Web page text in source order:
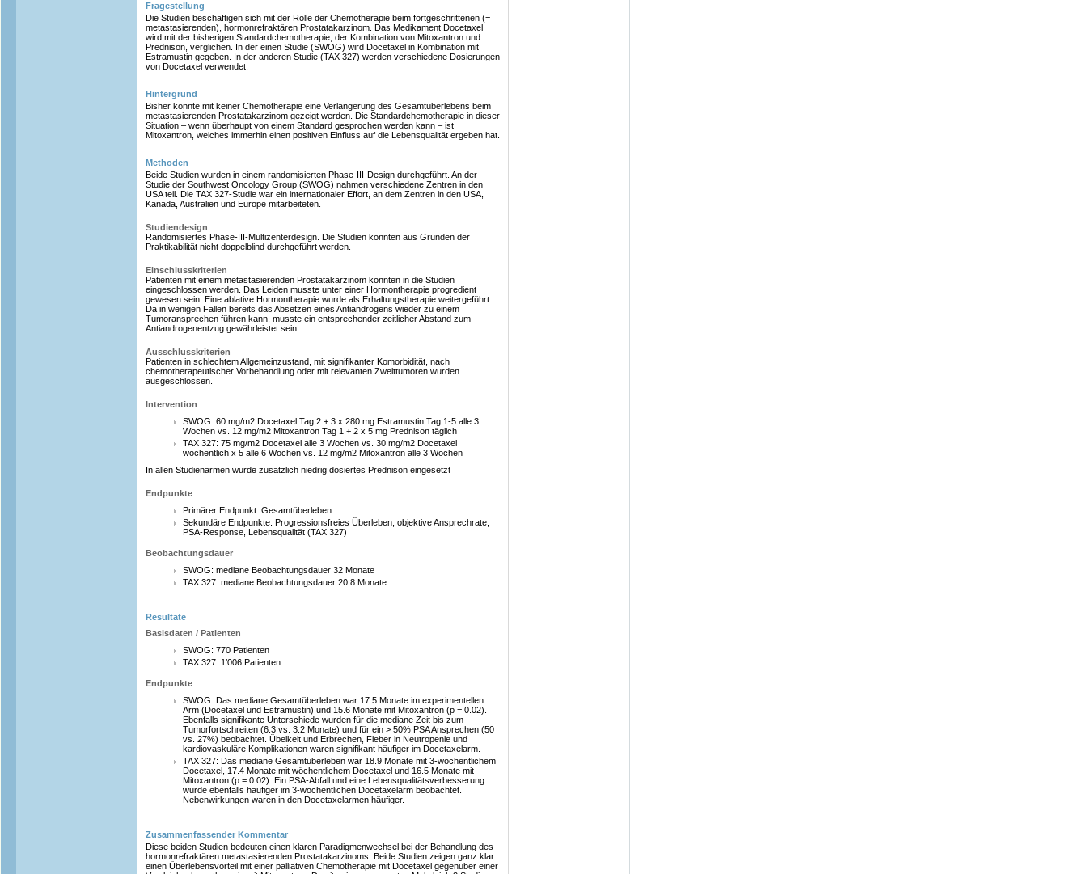
Fragestellung
Die Studien beschäftigen sich mit der Rolle der Chemotherapie beim fortgeschrittenen (=
metastasierenden), hormonrefraktären Prostatakarzinom. Das Medikament Docetaxel
wird mit der bisherigen Standardchemotherapie, der Kombination von Mitoxantron und
Prednison, verglichen. In der einen Studie (SWOG) wird Docetaxel in Kombination mit
Estramustin gegeben. In der anderen Studie (TAX 327) werden verschiedene Dosierungen
von Docetaxel verwendet.
Hintergrund
Bisher konnte mit keiner Chemotherapie eine Verlängerung des Gesamtüberlebens beim
metastasierenden Prostatakarzinom gezeigt werden. Die Standardchemotherapie in dieser
Situation – wenn überhaupt von einem Standard gesprochen werden kann – ist
Mitoxantron, welches immerhin einen positiven Einfluss auf die Lebensqualität ergeben hat.
Methoden
Beide Studien wurden in einem randomisierten Phase-III-Design durchgeführt. An der
Studie der Southwest Oncology Group (SWOG) nahmen verschiedene Zentren in den
USA teil. Die TAX 327-Studie war ein internationaler Effort, an dem Zentren in den USA,
Kanada, Australien und Europe mitarbeiteten.
Studiendesign
Randomisiertes Phase-III-Multizenterdesign. Die Studien konnten aus Gründen der
Praktikabilität nicht doppelblind durchgeführt werden.
Einschlusskriterien
Patienten mit einem metastasierenden Prostatakarzinom konnten in die Studien
eingeschlossen werden. Das Leiden musste unter einer Hormontherapie progredient
gewesen sein. Eine ablative Hormontherapie wurde als Erhaltungstherapie weitergeführt.
Da in wenigen Fällen bereits das Absetzen eines Antiandrogens wieder zu einem
Tumoransprechen führen kann, musste ein entsprechender zeitlicher Abstand zum
Antiandrogenentzug gewährleistet sein.
Ausschlusskriterien
Patienten in schlechtem Allgemeinzustand, mit signifikanter Komorbidität, nach
chemotherapeutischer Vorbehandlung oder mit relevanten Zweittumoren wurden
ausgeschlossen.
Intervention
SWOG: 60 mg/m2 Docetaxel Tag 2 + 3 x 280 mg Estramustin Tag 1-5 alle 3
Wochen vs. 12 mg/m2 Mitoxantron Tag 1 + 2 x 5 mg Prednison täglich
TAX 327: 75 mg/m2 Docetaxel alle 3 Wochen vs. 30 mg/m2 Docetaxel
wöchentlich x 5 alle 6 Wochen vs. 12 mg/m2 Mitoxantron alle 3 Wochen
In allen Studienarmen wurde zusätzlich niedrig dosiertes Prednison eingesetzt
Endpunkte
Primärer Endpunkt: Gesamtüberleben
Sekundäre Endpunkte: Progressionsfreies Überleben, objektive Ansprechrate,
PSA-Response, Lebensqualität (TAX 327)
Beobachtungsdauer
SWOG: mediane Beobachtungsdauer 32 Monate
TAX 327: mediane Beobachtungsdauer 20.8 Monate
Resultate
Basisdaten / Patienten
SWOG: 770 Patienten
TAX 327: 1’006 Patienten
Endpunkte
SWOG: Das mediane Gesamtüberleben war 17.5 Monate im experimentellen
Arm (Docetaxel und Estramustin) und 15.6 Monate mit Mitoxantron (p = 0.02).
Ebenfalls signifikante Unterschiede wurden für die mediane Zeit bis zum
Tumorfortschreiten (6.3 vs. 3.2 Monate) und für ein > 50% PSA Ansprechen (50
vs. 27%) beobachtet. Übelkeit und Erbrechen, Fieber in Neutropenie und
kardiovaskuläre Komplikationen waren signifikant häufiger im Docetaxelarm.
TAX 327: Das mediane Gesamtüberleben war 18.9 Monate mit 3-wöchentlichem
Docetaxel, 17.4 Monate mit wöchentlichem Docetaxel und 16.5 Monate mit
Mitoxantron (p = 0.02). Ein PSA-Abfall und eine Lebensqualitätsverbesserung
wurde ebenfalls häufiger im 3-wöchentlichen Docetaxelarm beobachtet.
Nebenwirkungen waren in den Docetaxelarmen häufiger.
Zusammenfassender Kommentar
Diese beiden Studien bedeuten einen klaren Paradigmenwechsel bei der Behandlung des
hormonrefraktären metastasierenden Prostatakarzinoms. Beide Studien zeigen ganz klar
einen Überlebensvorteil mit einer palliativen Chemotherapie mit Docetaxel gegenüber einer